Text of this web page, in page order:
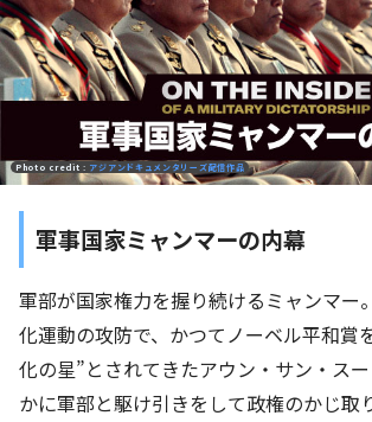
Photo credit : アジアンドキュメンタリーズ配信作品
軍事国家ミャンマーの内幕
軍部が国家権力を握り続けるミャンマー
化運動の攻防で、かつてノーベル平和賞
化の星”とされてきたアウン・サン・ス
かに軍部と駆け引きをして政権のかじ取